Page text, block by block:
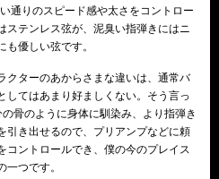
通りのスピード感や太さをコントロー
ステンレス弦が、泥臭い指弾きにはニ
優しい弦です。
クターのあからさまな違いは、通常バ
してはあまり好ましくない。そう言っ
骨のように身体に馴染み、より指弾き
引き出せるので、プリアンプなどに頼
コントロールでき、僕の今のプレイス
つです。